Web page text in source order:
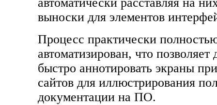
выноски для элементов
Процесс практически
автоматизирован, что позволяет
быстро аннотировать экраны
сайтов для иллюстрирования
документации на ПО.